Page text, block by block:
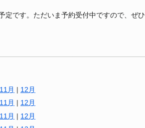
定です。ただいま予約受付中ですので、ぜひ
11月
12月
11月
12月
11月
12月